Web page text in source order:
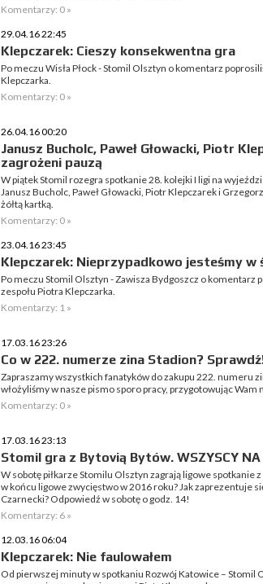
Komentarzy: 0 »
29.04.16 22:45
Klepczarek: Cieszy konsekwentna gra
Po meczu Wisła Płock - Stomil Olsztyn o komentarz
Klepczarka.
Komentarzy: 0 »
26.04.16 00:20
Janusz Bucholc, Paweł Głowacki, Piotr
zagrożeni pauzą
W piątek Stomil rozegra spotkanie 28. kolejki I ligi na
Janusz Bucholc, Paweł Głowacki, Piotr Klepczarek i
żółtą kartką.
Komentarzy: 0 »
23.04.16 23:45
Klepczarek: Nieprzypadkowo jesteśmy w
Po meczu Stomil Olsztyn - Zawisza Bydgoszcz o komentarz
zespołu Piotra Klepczarka.
Komentarzy: 1 »
17.03.16 23:26
Co w 222. numerze zina Stadion?
Zapraszamy wszystkich fanatyków do zakupu 222. numeru
włożyliśmy w nasze pismo sporo pracy, przygotowując
Komentarzy: 0 »
17.03.16 23:13
Stomil gra z Bytovią Bytów. WSZYSCY NA
W sobotę piłkarze Stomilu Olsztyn zagrają ligowe spotkanie
w końcu ligowe zwycięstwo w 2016 roku? Jak zaprezentuje
Czarnecki? Odpowiedź w sobotę o godz. 14!
Komentarzy: 6 »
12.03.16 06:04
Klepczarek: Nie faulowałem
Od pierwszej minuty w spotkaniu Rozwój Katowice – Stomil